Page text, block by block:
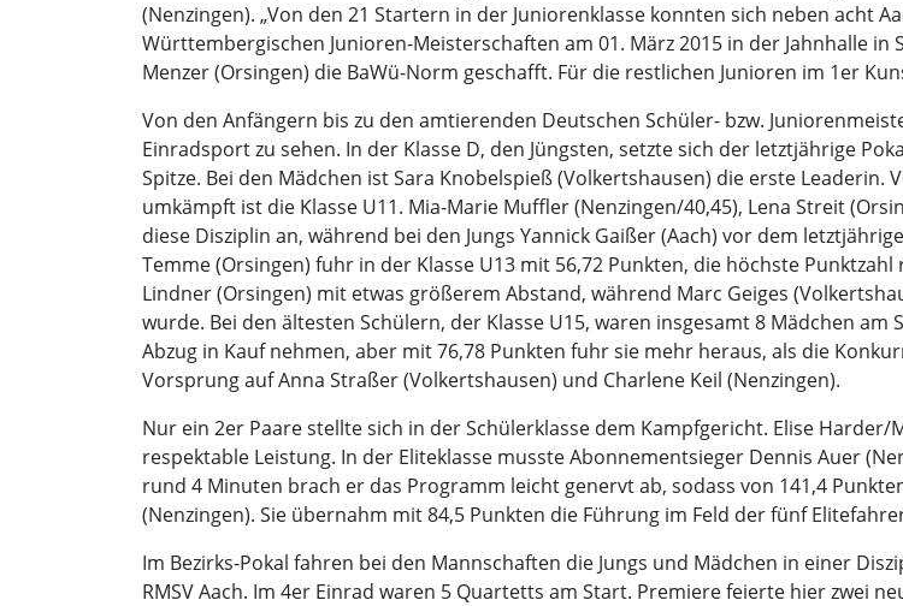
(Nenzingen). „Von den 21 Startern in der Juniorenklasse konnten sich neben acht
Württembergischen Junioren-Meisterschaften am 01. März 2015 in der Jahnhalle
Menzer (Orsingen) die BaWü-Norm geschafft. Für die restlichen Junioren im 1er
Von den Anfängern bis zu den amtierenden Deutschen Schüler- bzw.
Einradsport zu sehen. In der Klasse D, den Jüngsten, setzte sich der letztjährige
Spitze. Bei den Mädchen ist Sara Knobelspieß (Volkertshausen) die erste
umkämpft ist die Klasse U11. Mia-Marie Muffler (Nenzingen/40,45), Lena Streit
diese Disziplin an, während bei den Jungs Yannick Gaißer (Aach) vor dem
Temme (Orsingen) fuhr in der Klasse U13 mit 56,72 Punkten, die höchste
Lindner (Orsingen) mit etwas größerem Abstand, während Marc Geiges
wurde. Bei den ältesten Schülern, der Klasse U15, waren insgesamt 8 Mädchen
Abzug in Kauf nehmen, aber mit 76,78 Punkten fuhr sie mehr heraus, als die
Vorsprung auf Anna Straßer (Volkertshausen) und Charlene Keil (Nenzingen).
Nur ein 2er Paare stellte sich in der Schülerklasse dem Kampfgericht. Elise
respektable Leistung. In der Eliteklasse musste Abonnementsieger Dennis Auer
rund 4 Minuten brach er das Programm leicht genervt ab, sodass von 141,4
(Nenzingen). Sie übernahm mit 84,5 Punkten die Führung im Feld der fünf
Im Bezirks-Pokal fahren bei den Mannschaften die Jungs und Mädchen in einer
RMSV Aach. Im 4er Einrad waren 5 Quartetts am Start. Premiere feierte hier zwei